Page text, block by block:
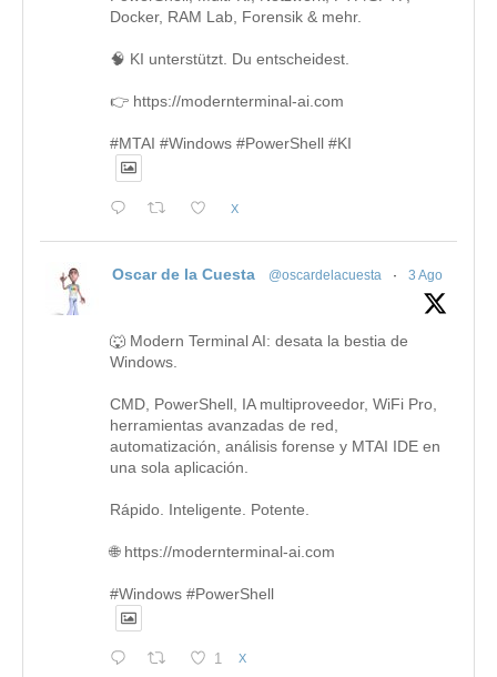
Docker, RAM Lab, Forensik & mehr.
🧠 KI unterstützt. Du entscheidest.
👉 https://modernterminal-ai.com
#MTAI #Windows #PowerShell #KI
X
Oscar de la Cuesta @oscardelacuesta · 3 Ago
🐺 Modern Terminal AI: desata la bestia de
Windows.
CMD, PowerShell, IA multiproveedor, WiFi Pro,
herramientas avanzadas de red,
automatización, análisis forense y MTAI IDE en
una sola aplicación.
Rápido. Inteligente. Potente.
🌐 https://modernterminal-ai.com
#Windows #PowerShell
1 X